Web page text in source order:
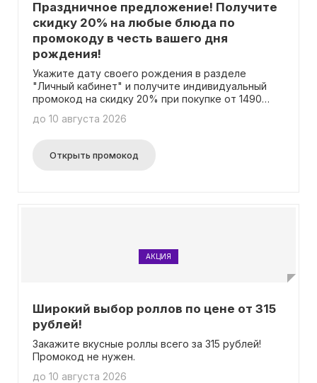
Праздничное предложение! Получите
скидку 20% на любые блюда по
промокоду в честь вашего дня
рождения!
Укажите дату своего рождения в разделе
"Личный кабинет" и получите индивидуальный
промокод на скидку 20% при покупке от 1490
действует в течение 10 дней после вашего дня
доступен в разделе "Мои промокоды".
до 10 августа 2026
Открыть промокод
АКЦИЯ
Широкий выбор роллов по цене от 315
рублей!
Закажите вкусные роллы всего за 315 рублей!
Промокод не нужен.
до 10 августа 2026